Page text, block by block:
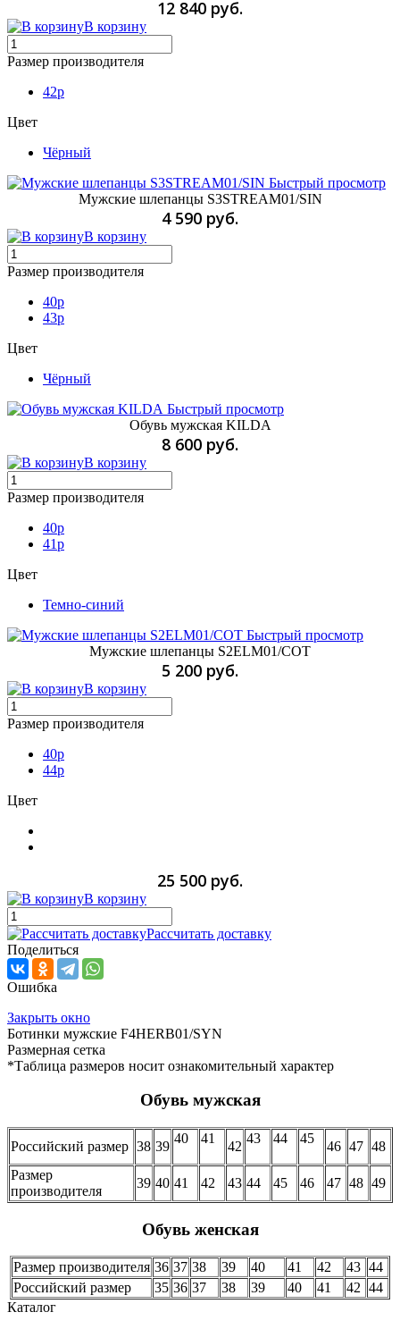
12 840 руб.
В корзину
Размер производителя
42p
Цвет
Чёрный
Быстрый просмотр
Мужские шлепанцы S3STREAM01/SIN
4 590 руб.
В корзину
Размер производителя
40p
43p
Цвет
Чёрный
Быстрый просмотр
Обувь мужская KILDA
8 600 руб.
В корзину
Размер производителя
40p
41p
Цвет
Темно-синий
Быстрый просмотр
Мужские шлепанцы S2ELM01/COT
5 200 руб.
В корзину
Размер производителя
40p
44p
Цвет
25 500 руб.
В корзину
Рассчитать доставку
Поделиться
Ошибка
Закрыть окно
Ботинки мужские F4HERB01/SYN
Размерная сетка
*Таблица размеров носит ознакомительный характер
Обувь мужская
Российский размер 38 39
40 41
42
43 44 45
46 47 48
Размер
производителя
39 40 41 42 43 44 45 46 47 48 49
Обувь женская
Размер производителя 36 37 38 39 40 41 42 43 44
Российский размер
35 36 37 38 39 40 41 42 44
Каталог